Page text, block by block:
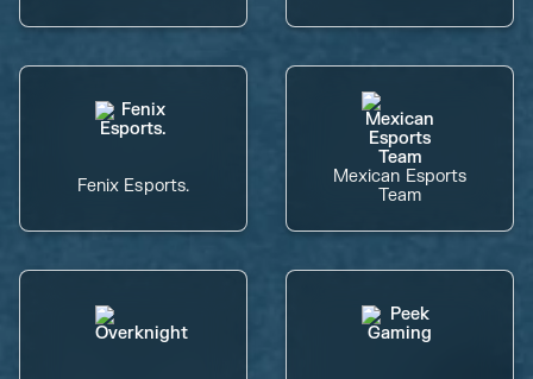
Fenix Esports.
Mexican Esports
Team